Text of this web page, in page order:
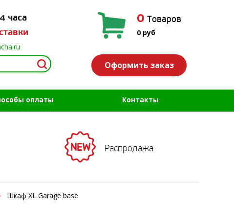
часа
0 Товаров
0 руб
Оформить заказ
оплаты Контакты
Распродажа
Шкаф XL Garage base